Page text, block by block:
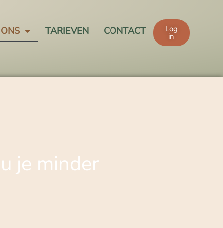
TARIEVEN CONTACT Log
in
je minder